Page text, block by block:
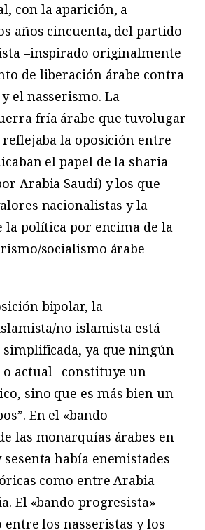
con la aparición, a
años cincuenta, del partido
–inspirado originalmente
de liberación árabe contra
el nasserismo. La
fría árabe que tuvolugar
reflejaba la oposición entre
el papel de la sharia
Arabia Saudí) y los que
nacionalistas y la
la política por encima de la
socialismo árabe
bipolar, la
no islamista está
simplificada, ya que ningún
o actual– constituye un
sino que es más bien un
En el «bando
las monarquías árabes en
había enemistades
como entre Arabia
El «bando progresista»
entre los nasseristas y los